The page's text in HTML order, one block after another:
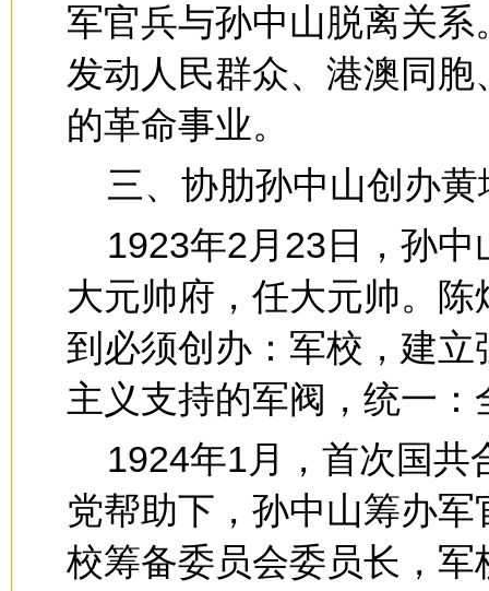
军官兵与孙中山脱离关
发动人民群众、港澳同
的革命事业。
三、协肋孙中山创办黄
1923年2月23日，孙
大元帅府，任大元帅。
到必须创办：军校，建
主义支持的军阀，统一：
1924年1月，首次国共
党帮助下，孙中山筹办
校筹备委员会委员长，